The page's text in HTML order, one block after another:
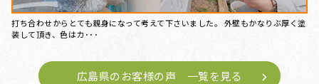
打ち合わせからとても親身になって考えて下さいました。 外壁もかなりぶ厚く塗
装して頂き、色はカ･･･
広島県のお客様の声 一覧を見る